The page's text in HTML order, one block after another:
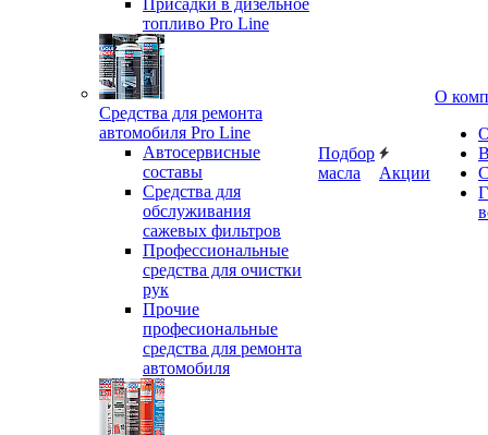
Присадки в дизельное
топливо Pro Line
Средства для ремонта
автомобиля Pro Line
Автосервисные
составы
Средства для
обслуживания
сажевых фильтров
Профессиональные
средства для очистки
рук
Прочие
професиональные
средства для ремонта
автомобиля
Подбор
масла
Акции
О